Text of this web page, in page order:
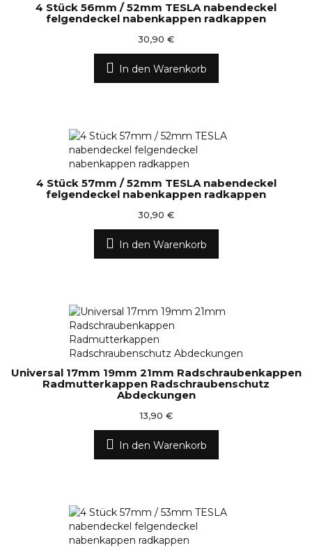
4 Stück 56mm / 52mm TESLA nabendeckel
felgendeckel nabenkappen radkappen
30,90 €
In den Warenkorb
4 Stück 57mm / 52mm TESLA nabendeckel
felgendeckel nabenkappen radkappen
30,90 €
In den Warenkorb
Universal 17mm 19mm 21mm Radschraubenkappen
Radmutterkappen Radschraubenschutz
Abdeckungen
13,90 €
In den Warenkorb